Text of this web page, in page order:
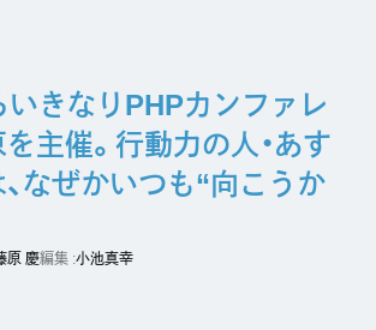
いきなりPHPカンファレ
主催。行動力の人・あす
なぜかいつも“向こうか
原 慶編集 :小池真幸